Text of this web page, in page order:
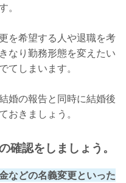
。
を希望する人や退職を考
なり勤務形態を変えたい
てしまいます。
婚の報告と同時に結婚後
おきましょう。
確認をしましょう。
などの名義変更といった